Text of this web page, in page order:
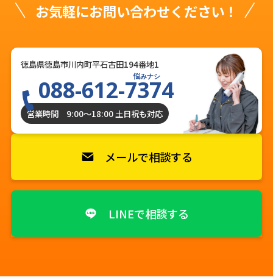
お気軽にお問い合わせください！
徳島県徳島市川内町平石古田194番地1
悩みナシ
088-612-7374
営業時間 9:00〜18:00 土日祝も対応
メールで相談する
LINEで相談する